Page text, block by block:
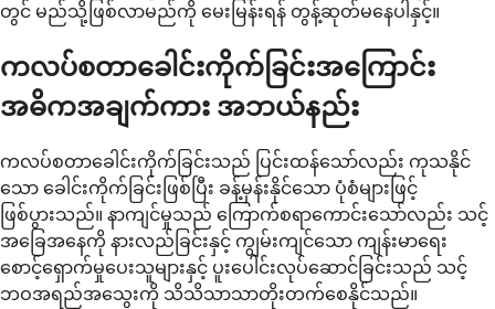
တွင် မည်သို့ဖြစ်လာမည်ကို မေးမြန်းရန် တွန့်ဆုတ်မနေပါနှင့်။
ကလပ်စတာခေါင်းကိုက်ခြင်းအကြောင်း
အဓိကအချက်ကား အဘယ်နည်း
ကလပ်စတာခေါင်းကိုက်ခြင်းသည် ပြင်းထန်သော်လည်း ကုသနိုင်
သော ခေါင်းကိုက်ခြင်းဖြစ်ပြီး ခန့်မှန်းနိုင်သော ပုံစံများဖြင့်
ဖြစ်ပွားသည်။ နာကျင်မှုသည် ကြောက်စရာကောင်းသော်လည်း သင့်
အခြေအနေကို နားလည်ခြင်းနှင့် ကျွမ်းကျင်သော ကျန်းမာရေး
စောင့်ရှောက်မှုပေးသူများနှင့် ပူးပေါင်းလုပ်ဆောင်ခြင်းသည် သင့်
ဘဝအရည်အသွေးကို သိသိသာသာတိုးတက်စေနိုင်သည်။